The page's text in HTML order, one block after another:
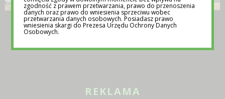
TEMATY NA LEKCJE WYCHOWAWCZE –
POMOC DLA NAUCZYCIELI
REKLAMA
zgodność z prawem przetwarzania, prawo do przenoszenia
danych oraz prawo do wniesienia sprzeciwu wobec
przetwarzania danych osobowych. Posiadasz prawo
wniesienia skargi do Prezesa Urzędu Ochrony Danych
Osobowych.